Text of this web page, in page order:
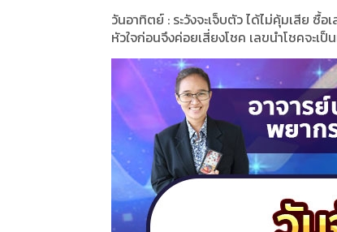
วันอาทิตย์ : ระวังจะเจ็บตัว ได้ไม่คุ้มเสีย
หัวใจก่อนจึงค่อยเสี่ยงโชค เลขนำโชคจะเป็